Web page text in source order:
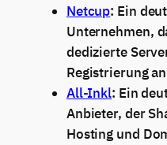
Netcup: Ein
Unternehmen,
dedizierte
Registrierung
All-Inkl: Ein
Anbieter, der
Hosting und